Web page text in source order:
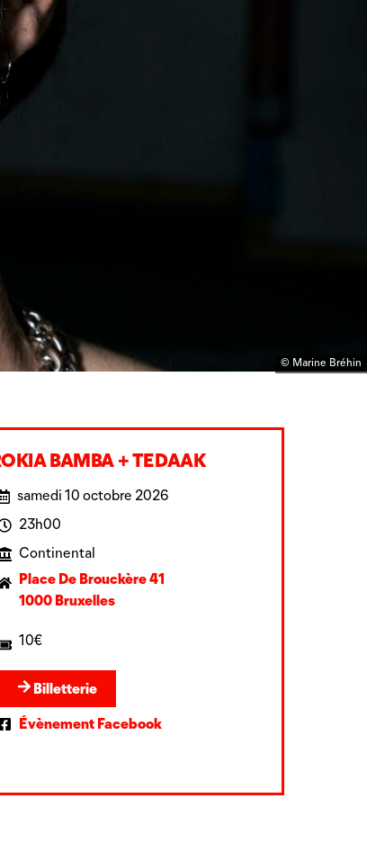
© Marine Bréhin
BAMBA + TEDAAK
samedi 10 octobre 2026
23h00
Continental
Place De Brouckère 41
1000 Bruxelles
10€
Billetterie
Évènement Facebook